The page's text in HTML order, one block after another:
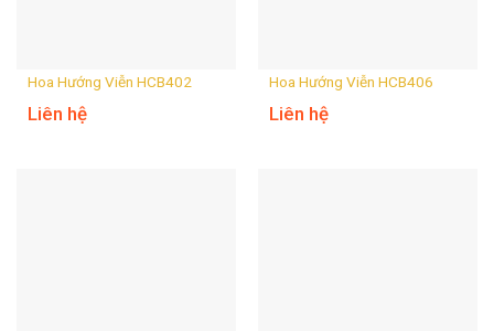
Hoa Hướng Viễn HCB402
Liên hệ
Hoa Hướng Viễn HCB406
Liên hệ